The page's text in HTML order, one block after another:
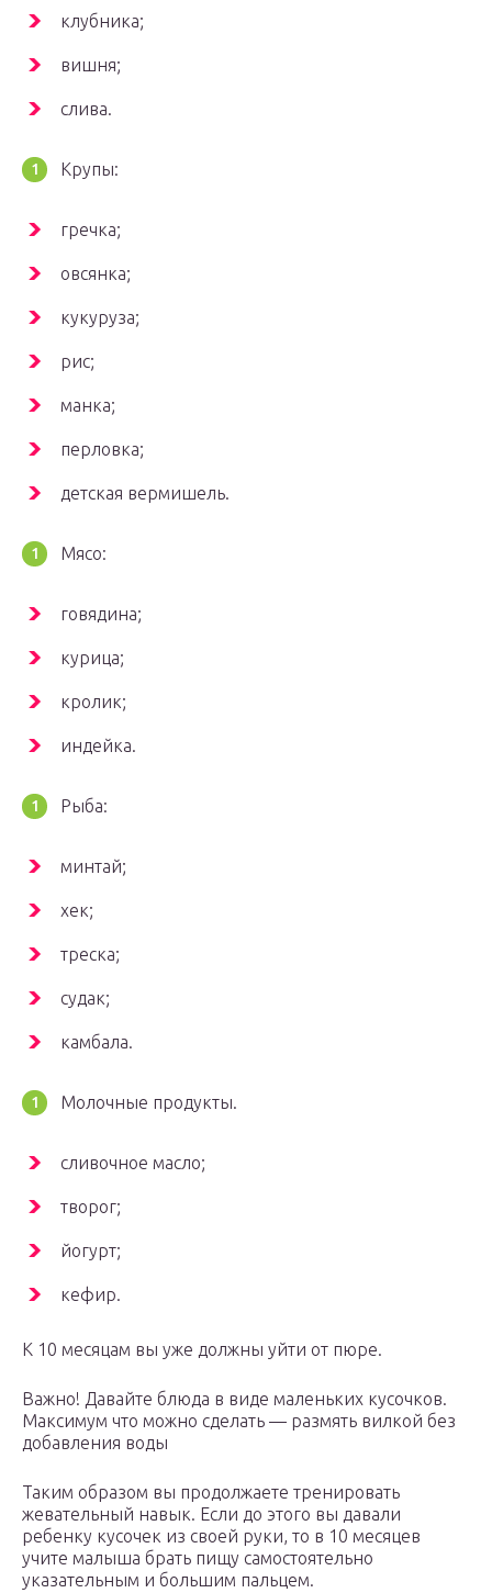
клубника;
вишня;
слива.
Крупы:
гречка;
овсянка;
кукуруза;
рис;
манка;
перловка;
детская вермишель.
Мясо:
говядина;
курица;
кролик;
индейка.
Рыба:
минтай;
хек;
треска;
судак;
камбала.
Молочные продукты.
сливочное масло;
творог;
йогурт;
кефир.
К 10 месяцам вы уже должны уйти от пюре.
Важно! Давайте блюда в виде маленьких кусочков.
Максимум что можно сделать — размять вилкой без
добавления воды
Таким образом вы продолжаете тренировать
жевательный навык. Если до этого вы давали
ребенку кусочек из своей руки, то в 10 месяцев
учите малыша брать пищу самостоятельно
указательным и большим пальцем.